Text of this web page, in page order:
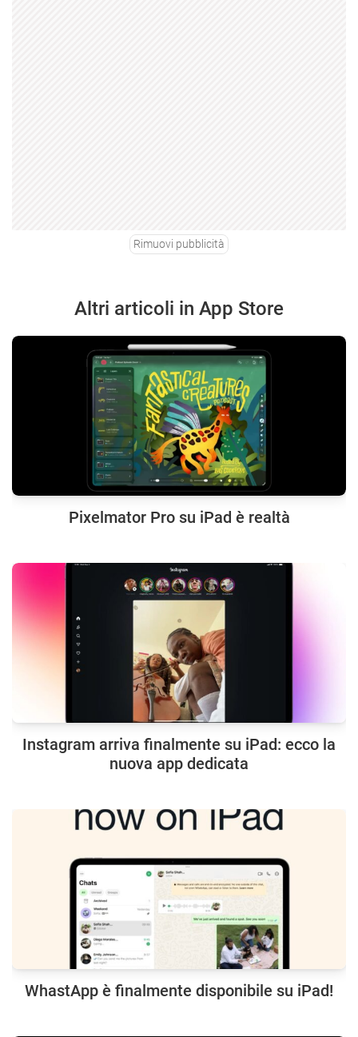
Rimuovi pubblicità
Altri articoli in App Store
Pixelmator Pro su iPad è realtà
Instagram arriva finalmente su iPad: ecco la
nuova app dedicata
WhastApp è finalmente disponibile su iPad!